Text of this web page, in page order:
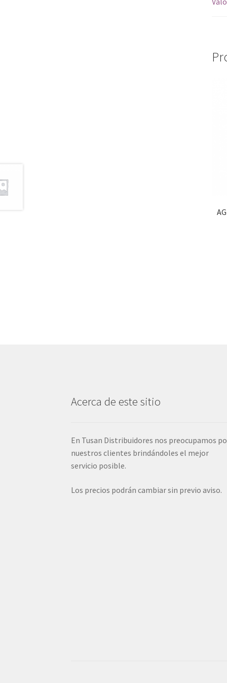
Acerca de este sitio
En Tusan Distribuidores nos preocupamos
nuestros clientes brindándoles el mejor
servicio posible.
Los precios podrán cambiar sin previo aviso.